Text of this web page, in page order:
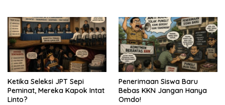
Ketika Seleksi JPT Sepi
Peminat, Mereka Kapok Intat
Linto?
Penerimaan Siswa Baru
Bebas KKN Jangan Hanya
Omdo!